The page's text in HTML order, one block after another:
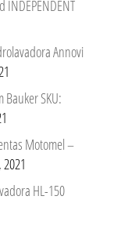
INDEPENDENT
Annovi
SKU:
Motomel –
HL-150